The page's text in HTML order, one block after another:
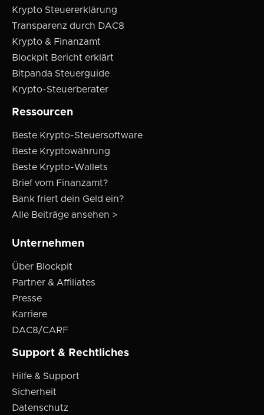
Krypto Steuererklärung
Transparenz durch DAC8
Krypto & Finanzamt
Blockpit Bericht erklärt
Bitpanda Steuerguide
Krypto-Steuerberater
Ressourcen
Beste Krypto-Steuersoftware
Beste Kryptowährung
Beste Krypto-Wallets
Brief vom Finanzamt?
Bank friert dein Geld ein?
Alle Beiträge ansehen >
Unternehmen
Über Blockpit
Partner & Affiliates
Presse
Karriere
DAC8/CARF
Support & Rechtliches
Hilfe & Support
Sicherheit
Datenschutz